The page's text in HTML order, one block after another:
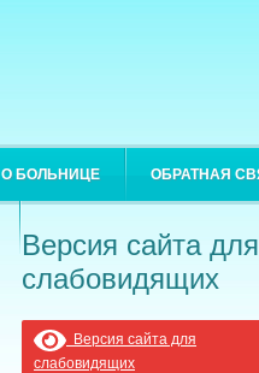
О БОЛЬНИЦЕ ОБРАТНАЯ
Версия сайта для
слабовидящих
Версия сайта для
слабовидящих